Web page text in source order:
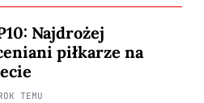
Najdrożej
piłkarze na
TEMU